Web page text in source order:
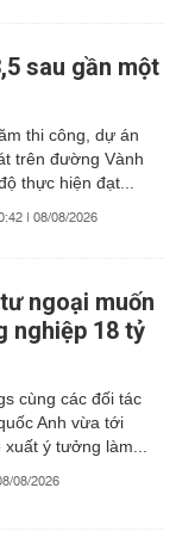
sau gần một
thi công, dự án
trên đường Vành
thực hiện đạt...
| 08/08/2026
ngoại muốn
nghiệp 18 tỷ
cùng các đối tác
Anh vừa tới
ý tưởng làm...
08/2026